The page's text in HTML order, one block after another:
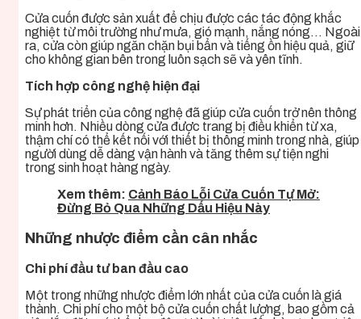
Cửa cuốn được sản xuất để chịu được các tác động khắc
nghiệt từ môi trường như mưa, gió mạnh, nắng nóng… Ngoài
ra, cửa còn giúp ngăn chặn bụi bẩn và tiếng ồn hiệu quả, giữ
cho không gian bên trong luôn sạch sẽ và yên tĩnh.
Tích hợp công nghệ hiện đại
Sự phát triển của công nghệ đã giúp cửa cuốn trở nên thông
minh hơn. Nhiều dòng cửa được trang bị điều khiển từ xa,
thậm chí có thể kết nối với thiết bị thông minh trong nhà, giúp
người dùng dễ dàng vận hành và tăng thêm sự tiện nghi
trong sinh hoạt hàng ngày.
Xem thêm: Cảnh Báo Lỗi Cửa Cuốn Tự Mở:
Đừng Bỏ Qua Những Dấu Hiệu Này
Những nhược điểm cần cân nhắc
Chi phí đầu tư ban đầu cao
Một trong những nhược điểm lớn nhất của cửa cuốn là giá
thành. Chi phí cho một bộ cửa cuốn chất lượng, bao gồm cả